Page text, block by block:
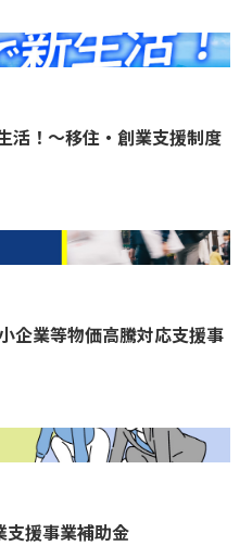
活！〜移住・創業支援制度
企業等物価高騰対応支援事
支援事業補助金